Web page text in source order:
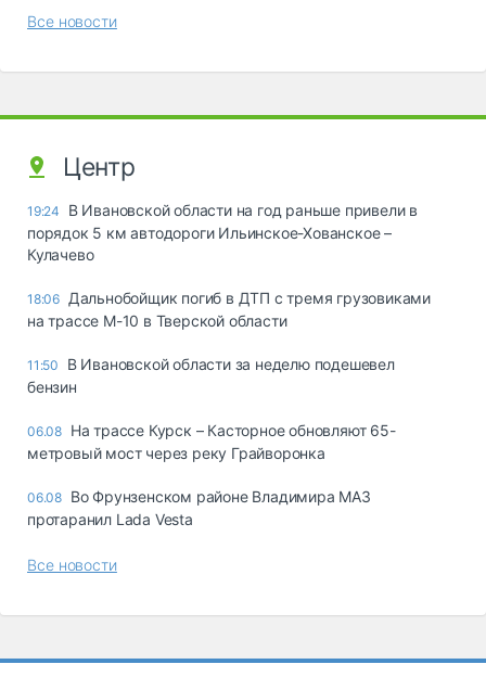
Все новости
Центр
19:24
В Ивановской области на год раньше привели в
порядок 5 км автодороги Ильинское-Хованское –
Кулачево
18:06 Дальнобойщик погиб в ДТП с тремя грузовиками
на трассе М-10 в Тверской области
11:50
В Ивановской области за неделю подешевел
бензин
06.08 На трассе Курск – Касторное обновляют 65-
метровый мост через реку Грайворонка
06.08 Во Фрунзенском районе Владимира МАЗ
протаранил Lada Vesta
Все новости